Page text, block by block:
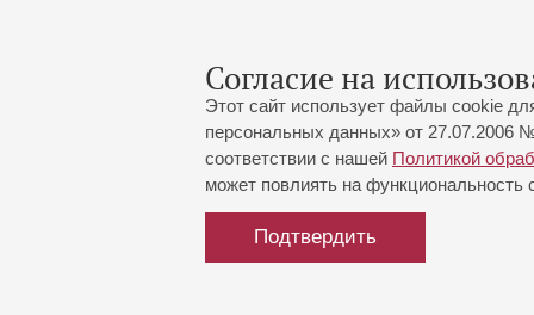
Согласие на
Этот сайт использует файлы cookie
персональных данных» от 27.07.2006
соответствии с нашей Политикой
может повлиять на функциональность
Подтвердить
Большой зал:
191186, Санкт-Петербург,
Малый зал:
191011, Санкт-Петербург,